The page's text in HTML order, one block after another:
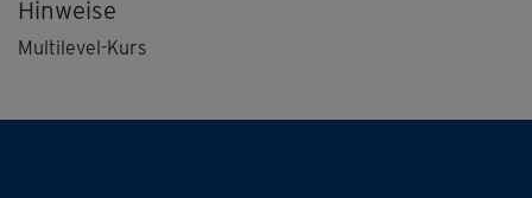
Tipp: Achte immer auf eine gute Spannung in der
Bewegungen präzise und sauber ausführst. Zum
Hinweise
Multilevel-Kurs